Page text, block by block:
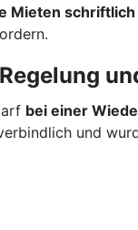
Mieten
bei einer
und